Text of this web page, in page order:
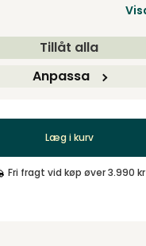
Tillåt alla
Anpassa
Læg i kurv
Fri fragt vid køp øver 3.990 kr